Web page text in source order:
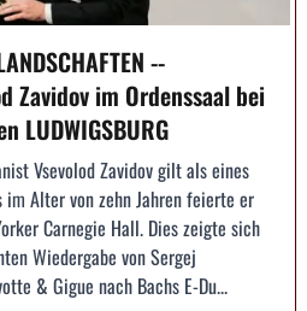
--
Zavidov im Ordenssaal bei
LUDWIGSBURG
Vsevolod Zavidov gilt als eines
Alter von zehn Jahren feierte er
Carnegie Hall. Dies zeigte sich
Wiedergabe von Sergej
& Gigue nach Bachs E-Du...